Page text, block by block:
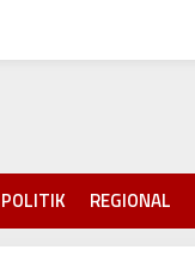
POLITIK REGIONAL